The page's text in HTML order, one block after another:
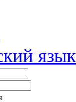
язык